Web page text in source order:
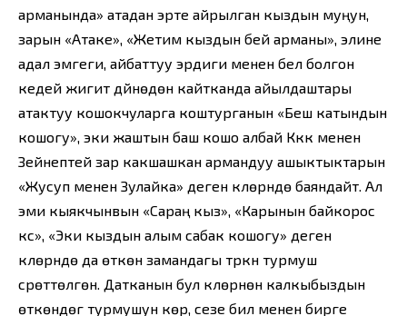
арманында» атадан эрте айрылган кыздын муңун,
зарын «Атаке», «Жетим кыздын бей арманы», элине
адал эмгеги, айбаттуу эрдиги менен бел болгон
кедей жигит дүйнөдөн кайтканда айылдаштары
атактуу кошокчуларга коштурганын «Беш катындын
кошогу», эки жаштын баш кошо албай Күкүк менен
Зейнептей зар какшашкан армандуу ашыктыктарын
«Жусуп менен Зулайка» деген күүлөрүндө баяндайт. Ал
эми кыякчынвын «Сараң кыз», «Карынын байкорос
күүсү», «Эки кыздын алым сабак кошогу» деген
күүлөрүндө да өткөн замандагы түркүн турмуш
сүрөттөлгөн. Датканын бул күүлөрүнөн калкыбыздын
өткөндөгү турмушун көрүү, сезе билүү менен бирге